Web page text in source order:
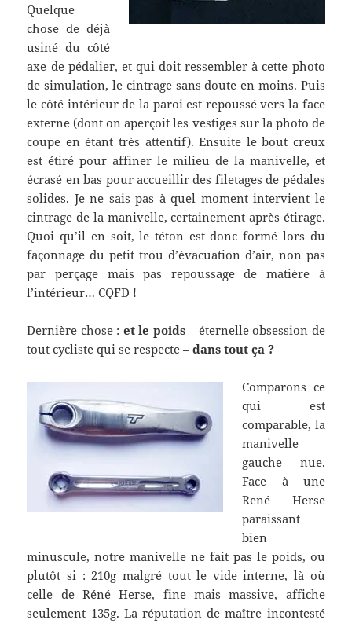
Quelque
chose de déjà
usiné du côté
axe de pédalier, et qui doit ressembler à cette photo
de simulation, le cintrage sans doute en moins. Puis
le côté intérieur de la paroi est repoussé vers la face
externe (dont on aperçoit les vestiges sur la photo de
coupe en étant très attentif). Ensuite le bout creux
est étiré pour affiner le milieu de la manivelle, et
écrasé en bas pour accueillir des filetages de pédales
solides. Je ne sais pas à quel moment intervient le
cintrage de la manivelle, certainement après étirage.
Quoi qu’il en soit, le téton est donc formé lors du
façonnage du petit trou d’évacuation d’air, non pas
par perçage mais pas repoussage de matière à
l’intérieur… CQFD !
Dernière chose : et le poids– éternelle obsession de
tout cycliste qui se respecte –dans tout ça ?
Comparons ce
qui est
comparable, la
manivelle
gauche nue.
Face à une
René Herse
paraissant
bien
minuscule, notre manivelle ne fait pas le poids, ou
plutôt si : 210g malgré tout le vide interne, là où
celle de Réné Herse, fine mais massive, affiche
seulement 135g. La réputation de maître incontesté